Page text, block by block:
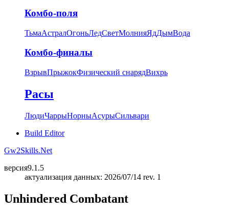
Комбо-поля
ТьмаАстралОгоньЛедСветМолнияЯдДымВода
Комбо-финалы
ВзрывПрыжокФизический снарядВихрь
Расы
ЛюдиЧаррыНорныАсурыСильвари
Build Editor
Gw2Skills.Net
версия9.1.5
актуализация данных: 2026/07/14 rev. 1
Unhindered Combatant